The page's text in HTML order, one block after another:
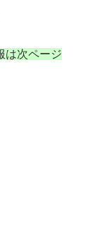
は次ページ